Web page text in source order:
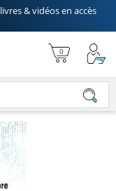
& vidéos en accès